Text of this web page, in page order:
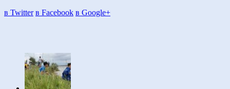
в Twitter в Facebook в Google+